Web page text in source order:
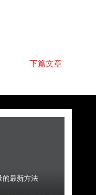
下篇文章
务的公司
的最新方法
网站的排名
优化方案
段增加市场份额
的潜在客户